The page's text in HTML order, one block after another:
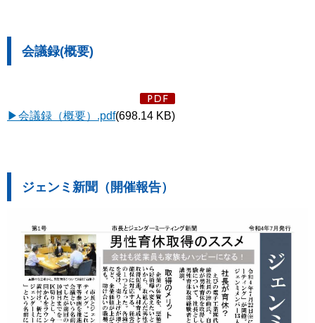
会議録(概要)
▶会議録（概要）.pdf(698.14 KB)
ジェンミ新聞（開催報告）